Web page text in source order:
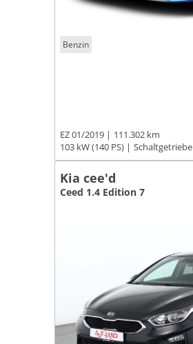
Benzin
EZ 01/2019
111.302 km
103 kW (140 PS)
Schaltgetriebe
Kia cee'd
Ceed 1.4 Edition 7